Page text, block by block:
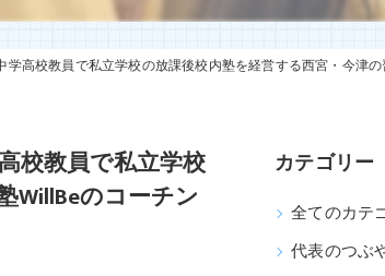
学校の放課後校内塾を経営する西宮・今津の習いごと教室＆自習塾WillBeのコ
校教員で私立学校
WillBeのコーチン
カテゴリー
全てのカテ
代表のつぶ